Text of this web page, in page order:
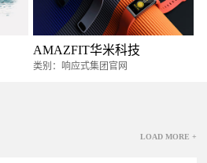
AMAZFIT华米科技
类别：响应式集团官网
LOAD MORE +